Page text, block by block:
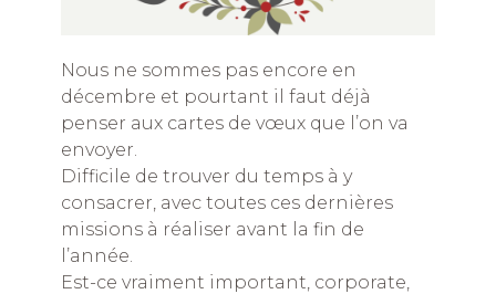
Nous ne sommes pas encore en
décembre et pourtant il faut déjà
penser aux cartes de vœux que l’on va
envoyer.
Difficile de trouver du temps à y
consacrer, avec toutes ces dernières
missions à réaliser avant la fin de
l’année.
Est-ce vraiment important, corporate,